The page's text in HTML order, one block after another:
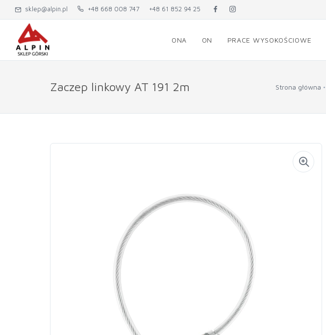
sklep@alpin.pl +48 668 008 747 +48 61 852 94 25
ONA ON PRACE WYSOKOŚCIOWE
Zaczep linkowy AT 191 2m Strona główna